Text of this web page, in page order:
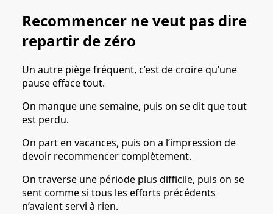
Recommencer ne veut pas dire
repartir de zéro
Un autre piège fréquent, c’est de croire qu’une
pause efface tout.
On manque une semaine, puis on se dit que tout
est perdu.
On part en vacances, puis on a l’impression de
devoir recommencer complètement.
On traverse une période plus difficile, puis on se
sent comme si tous les efforts précédents
n’avaient servi à rien.